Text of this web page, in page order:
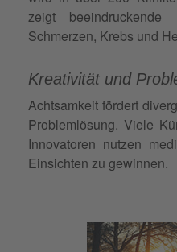
zeigt
Schmerzen, Krebs und
Kreativität und
Achtsamkeit fördert
Problemlösung. Viele
Innovatoren nutzen
Einsichten zu gewinnen.